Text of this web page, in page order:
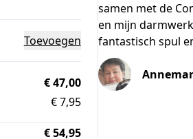
samen met de
en mijn
fantastisch spul
Toevoegen
€ 47,00
€ 7,95
€ 54,95